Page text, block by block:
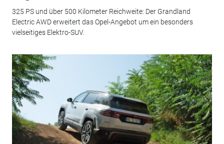
325 PS und über 500 Kilometer Reichweite: Der Grandland
Electric AWD erweitert das Opel-Angebot um ein besonders
vielseitiges Elektro-SUV.